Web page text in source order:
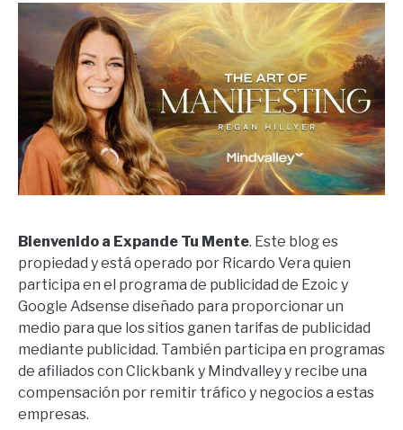
Bienvenido a Expande Tu Mente. Este blog es
propiedad y está operado por Ricardo Vera quien
participa en el programa de publicidad de Ezoic y
Google Adsense diseñado para proporcionar un
medio para que los sitios ganen tarifas de publicidad
mediante publicidad. También participa en programas
de afiliados con Clickbank y Mindvalley y recibe una
compensación por remitir tráfico y negocios a estas
empresas.